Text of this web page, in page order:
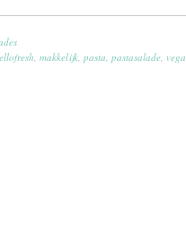
makkelijk, pasta pastasalade, vega